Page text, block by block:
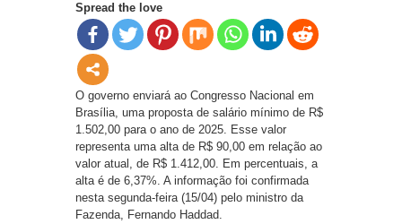
Spread the love
O governo enviará ao Congresso Nacional em
Brasília, uma proposta de salário mínimo de R$
1.502,00 para o ano de 2025. Esse valor
representa uma alta de R$ 90,00 em relação ao
valor atual, de R$ 1.412,00. Em percentuais, a
alta é de 6,37%. A informação foi confirmada
nesta segunda-feira (15/04) pelo ministro da
Fazenda, Fernando Haddad.